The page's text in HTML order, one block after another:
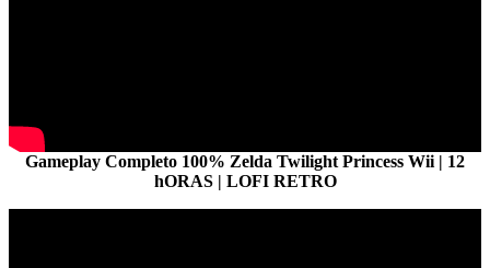
Gameplay Completo 100% Zelda Twilight Princess Wii | 12
hORAS | LOFI RETRO